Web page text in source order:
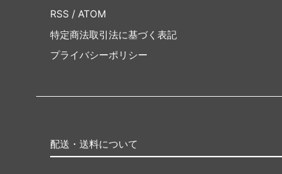
RSS / ATOM
特定商法取引法に基づく表記
プライバシーポリシー
配送・送料について